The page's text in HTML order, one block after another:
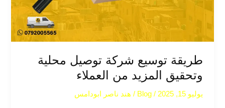
طريقة توسيع شركة توصيل محلية
وتحقيق المزيد من العملاء
يوليو 15, 2025 /
Blog
/ هند ناصر ابودامس